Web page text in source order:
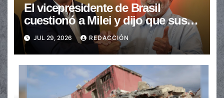
El vicepresidente de Brasil
cuestionó a Milei y dijo que sus
ataques “perjudican a la
Argentina”
JUL 29, 2026 REDACCIÓN